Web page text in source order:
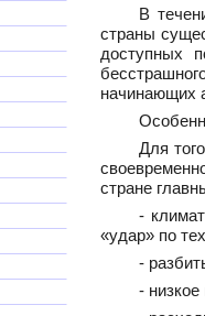
В
страны
доступных
начинающих
Для
стране
-
«удар» по
-
- низкое